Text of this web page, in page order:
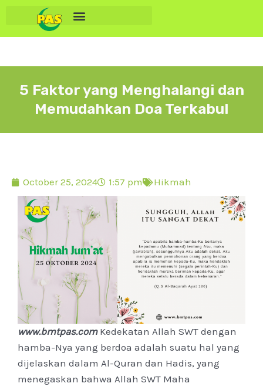
5 Faktor yang Menghalangi dan
Memudahkan Doa Terkabul
October 25, 2024 1:57 pm Hikmah
www.bmtpas.comKedekatan Allah SWT dengan
hamba-Nya yang berdoa adalah suatu hal yang
dijelaskan dalam Al-Quran dan Hadis, yang
menegaskan bahwa Allah SWT Maha